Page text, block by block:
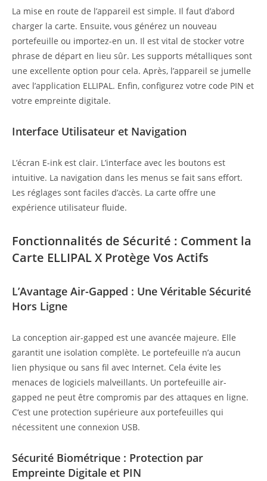
La mise en route de l’appareil est simple. Il faut d’abord
charger la carte. Ensuite, vous générez un nouveau
portefeuille ou importez-en un. Il est vital de stocker votre
phrase de départ en lieu sûr. Les supports métalliques sont
une excellente option pour cela. Après, l’appareil se jumelle
avec l’application ELLIPAL. Enfin, configurez votre code PIN et
votre empreinte digitale.
Interface Utilisateur et Navigation
L’écran E-ink est clair. L’interface avec les boutons est
intuitive. La navigation dans les menus se fait sans effort.
Les réglages sont faciles d’accès. La carte offre une
expérience utilisateur fluide.
Fonctionnalités de Sécurité : Comment la
Carte ELLIPAL X Protège Vos Actifs
L’Avantage Air-Gapped : Une Véritable Sécurité
Hors Ligne
La conception air-gapped est une avancée majeure. Elle
garantit une isolation complète. Le portefeuille n’a aucun
lien physique ou sans fil avec Internet. Cela évite les
menaces de logiciels malveillants. Un portefeuille air-
gapped ne peut être compromis par des attaques en ligne.
C’est une protection supérieure aux portefeuilles qui
nécessitent une connexion USB.
Sécurité Biométrique : Protection par
Empreinte Digitale et PIN